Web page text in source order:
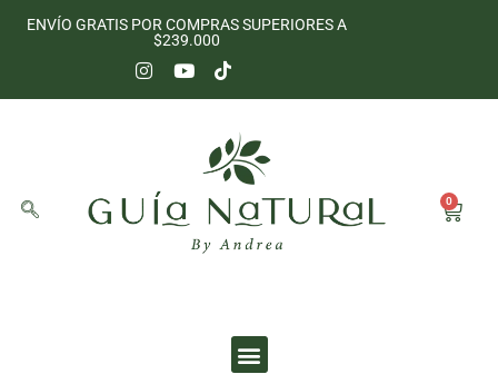
ENVÍO GRATIS POR COMPRAS SUPERIORES A
$239.000
0